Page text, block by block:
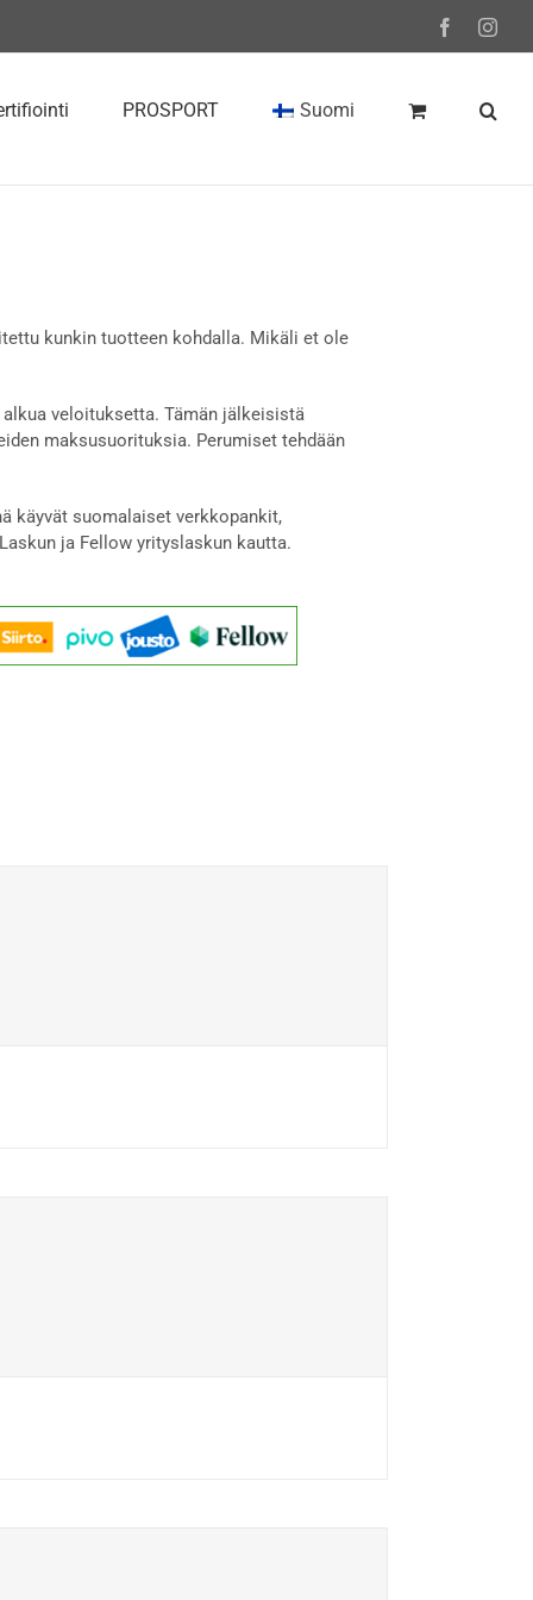
Facebook
PROSPORT Suomi
kunkin tuotteen kohdalla. Mikäli et ole
veloituksetta. Tämän jälkeisistä
maksusuorituksia. Perumiset tehdään
käyvät suomalaiset verkkopankit,
ja Fellow yrityslaskun kautta.